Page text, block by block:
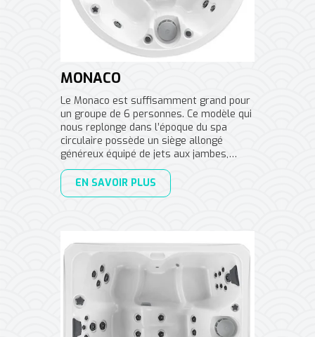
MONACO
Le Monaco est suffisamment grand pour
un groupe de 6 personnes. Ce modèle qui
nous replonge dans l’époque du spa
circulaire possède un siège allongé
généreux équipé de jets aux jambes,…
EN SAVOIR PLUS